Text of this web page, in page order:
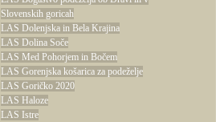
Slovenskih goricah
LAS Dolenjska in Bela Krajina
LAS Dolina Soče
LAS Med Pohorjem in Bočem
LAS Gorenjska košarica za podeželje
LAS Goričko 2020
LAS Haloze
LAS Istre